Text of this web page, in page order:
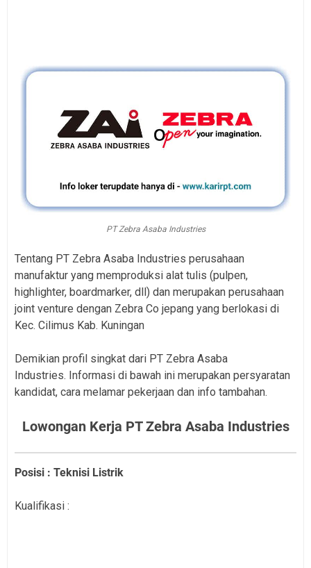
PT Zebra Asaba Industries
Tentang PT Zebra Asaba Industries perusahaan
manufaktur yang memproduksi alat tulis (pulpen,
highlighter, boardmarker, dll) dan merupakan perusahaan
joint venture dengan Zebra Co jepang yang berlokasi di
Kec. Cilimus Kab. Kuningan
Demikian profil singkat dari PT Zebra Asaba
Industries. Informasi di bawah ini merupakan persyaratan
kandidat, cara melamar pekerjaan dan info tambahan.
Lowongan Kerja PT Zebra Asaba Industries
Posisi : Teknisi Listrik
Kualifikasi :